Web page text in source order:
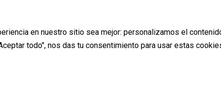
en nuestro sitio sea mejor: personalizamos el
todo", nos das tu consentimiento para usar estas